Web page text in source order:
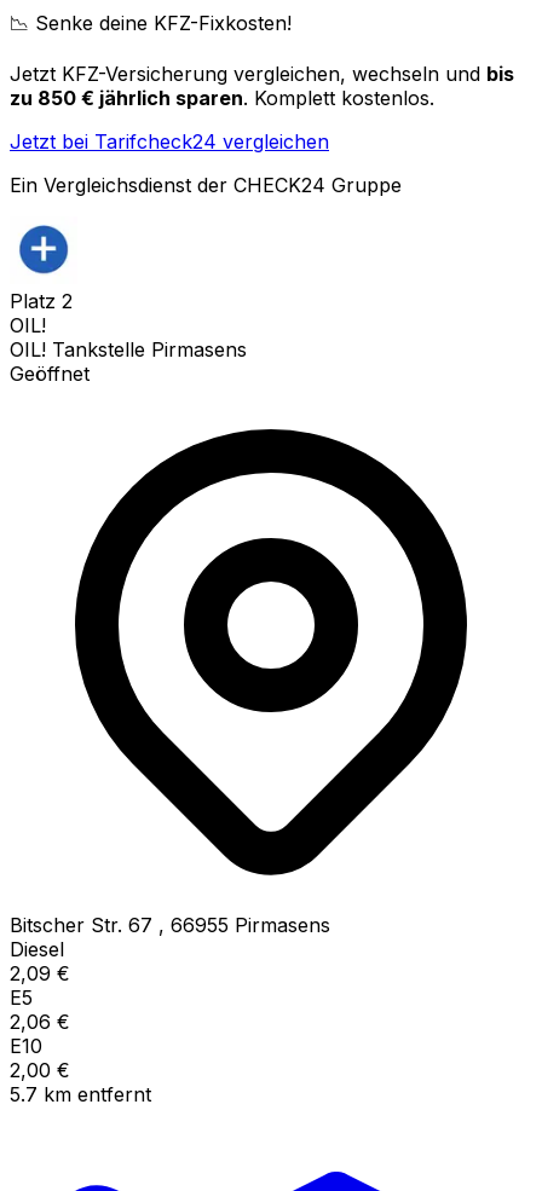
📉 Senke deine KFZ-Fixkosten!
Jetzt KFZ-Versicherung vergleichen, wechseln und bis
zu 850 € jährlich sparen. Komplett kostenlos.
Jetzt bei Tarifcheck24 vergleichen
Ein Vergleichsdienst der CHECK24 Gruppe
Platz 2
OIL!
OIL! Tankstelle Pirmasens
Geöffnet
Bitscher Str. 67 , 66955 Pirmasens
Diesel
2,09 €
E5
2,06 €
E10
2,00 €
5.7 km entfernt